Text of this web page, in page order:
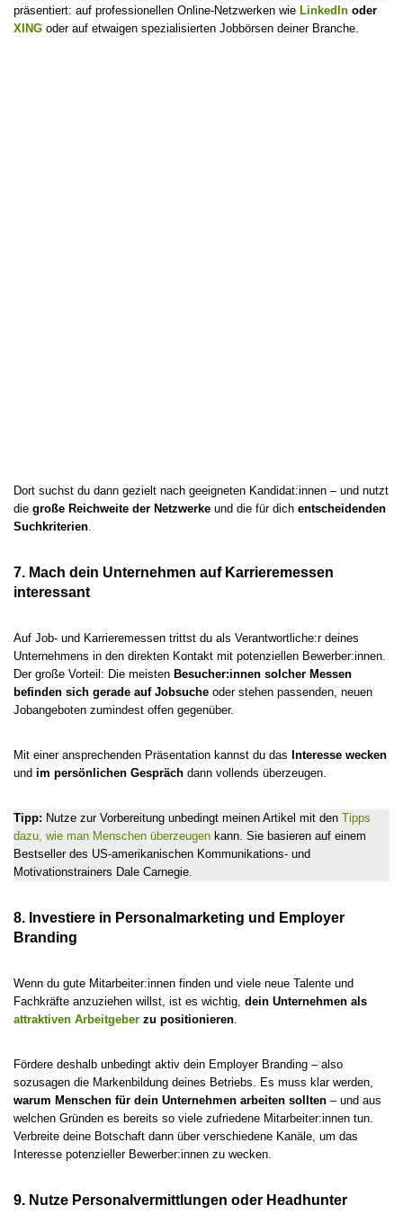
präsentiert: auf professionellen Online-Netzwerken wie LinkedIn oder
XING oder auf etwaigen spezialisierten Jobbörsen deiner Branche.
Dort suchst du dann gezielt nach geeigneten Kandidat:innen – und nutzt
die große Reichweite der Netzwerke und die für dich entscheidenden
Suchkriterien
7. Mach dein Unternehmen auf Karrieremessen
interessant
Auf Job- und Karrieremessen trittst du als Verantwortliche:r deines
Unternehmens in den direkten Kontakt mit potenziellen Bewerber:innen.
Der große Vorteil: Die meisten Besucher:innen solcher Messen
befinden sich gerade auf Jobsuche oder stehen passenden, neuen
Jobangeboten zumindest offen gegenüber.
Mit einer ansprechenden Präsentation kannst du das Interesse wecken
und im persönlichen Gespräch dann vollends überzeugen.
Tipp: Nutze zur Vorbereitung unbedingt meinen Artikel mit den Tipps
dazu, wie man Menschen überzeugen kann. Sie basieren auf einem
Bestseller des US-amerikanischen Kommunikations- und
Motivationstrainers Dale Carnegie.
8. Investiere in Personalmarketing und Employer
Branding
Wenn du gute Mitarbeiter:innen finden und viele neue Talente und
Fachkräfte anzuziehen willst, ist es wichtig, dein Unternehmen als
attraktiven Arbeitgeber zu positionieren
Fördere deshalb unbedingt aktiv dein Employer Branding – also
sozusagen die Markenbildung deines Betriebs. Es muss klar werden,
warum Menschen für dein Unternehmen arbeiten sollten – und aus
welchen Gründen es bereits so viele zufriedene Mitarbeiter:innen tun.
Verbreite deine Botschaft dann über verschiedene Kanäle, um das
Interesse potenzieller Bewerber:innen zu wecken.
9. Nutze Personalvermittlungen oder Headhunter